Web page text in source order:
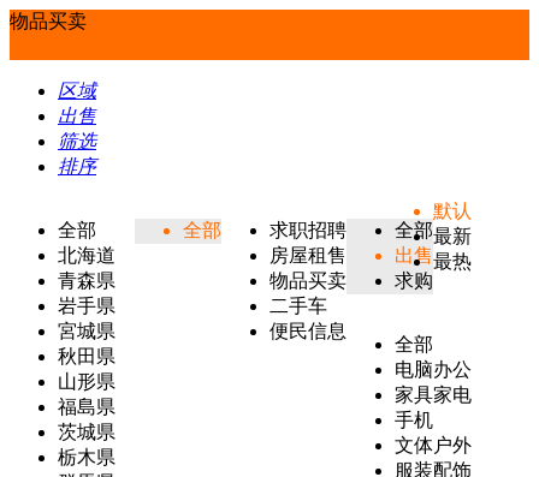
物品买卖
区域
出售
筛选
排序
全部
北海道
青森県
岩手県
宮城県
秋田県
山形県
福島県
茨城県
栃木県
全部
求职招聘
房屋租售
物品买卖
二手车
便民信息
全部
出售
求购
全部
电脑办公
家具家电
手机
文体户外
服装配饰
默认
最新
最热